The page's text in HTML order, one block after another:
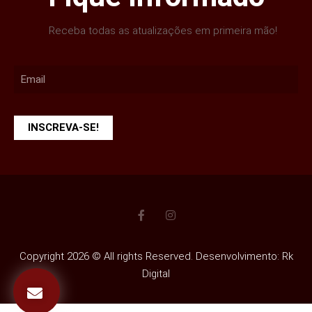
Receba todas as atualizações em primeira mão!
INSCREVA-SE!
Copyright 2026 © All rights Reserved. Desenvolvimento: Rk
Digital